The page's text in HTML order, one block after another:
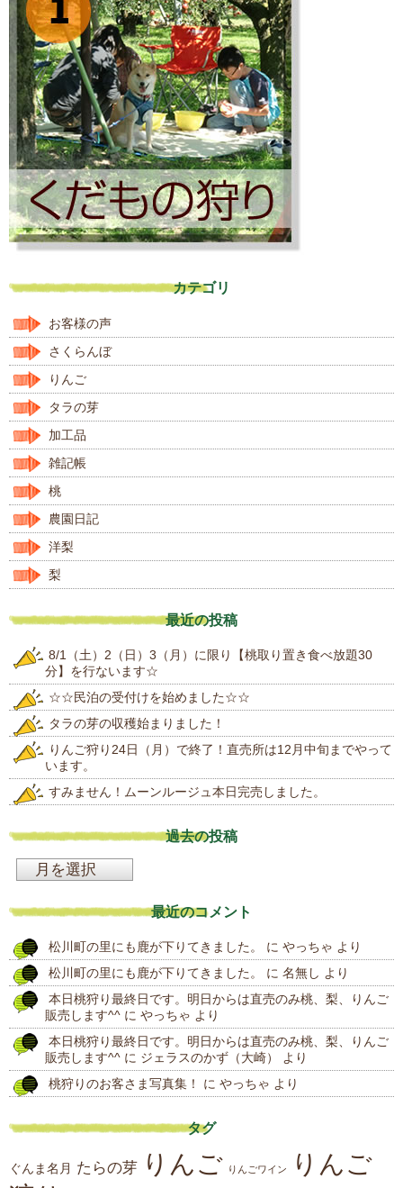
カテゴリ
お客様の声
さくらんぼ
りんご
タラの芽
加工品
雑記帳
桃
農園日記
洋梨
梨
最近の投稿
8/1（土）2（日）3（月）に限り【桃取り置き食べ放題30
分】を行ないます☆
☆☆民泊の受付けを始めました☆☆
タラの芽の収穫始まりました！
りんご狩り24日（月）で終了！直売所は12月中旬までやって
います。
すみません！ムーンルージュ本日完売しました。
過去の投稿
投
稿
最近のコメント
松川町の里にも鹿が下りてきました。 に やっちゃ より
松川町の里にも鹿が下りてきました。
に 名無し より
本日桃狩り最終日です。明日からは直売のみ桃、梨、りんご
販売します^^ に やっちゃ より
本日桃狩り最終日です。明日からは直売のみ桃、梨、りんご
販売します^^ に ジェラスのかず（大崎）
より
桃狩りのお客さま写真集！
に やっちゃ より
タグ
ぐんま名月 たらの芽 りんご りんごワイン
りんご